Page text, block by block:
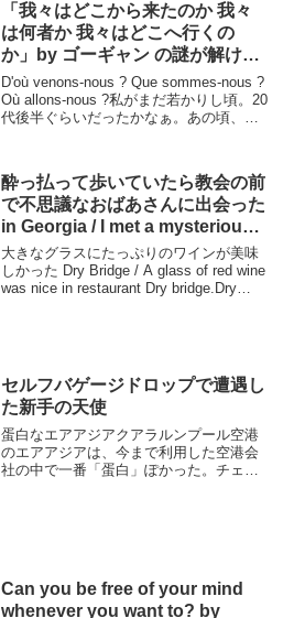
「我々はどこから来たのか 我々
は何者か 我々はどこへ行くの
か」by ゴーギャン の謎が解け始
めたのかもしれない。
D'où venons-nous ? Que sommes-nous ?
Où allons-nous ?私がまだ若かりし頃。20
代後半ぐらいだったかなぁ。あの頃、ほ
期。...
酔っ払って歩いていたら教会の前
で不思議なおばあさんに出会った
in Georgia / I met a mysterious
old woman in Tbilisi.
大きなグラスにたっぷりのワインが美味
しかった Dry Bridge / A glass of red wine
was nice in restaurant Dry bridge.Dry
セルフバゲージドロップで遭遇し
た新手の天使
蛋白なエアアジアクアラルンプール空港
のエアアジアは、今まで利用した空港会
社の中で一番「蛋白」ぽかった。チェッ
Can you be free of your mind
whenever you want to? by